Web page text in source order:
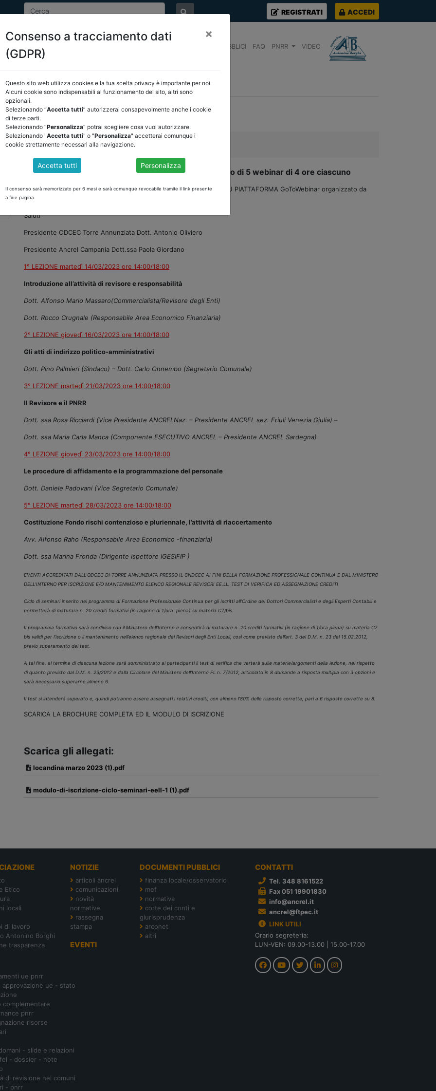
REGISTRATI ACCEDI
DOCUMENTI PUBBLICI FAQ PNRR VIDEO
EVENTI
Data evento:14-03-2023
Luogo:Piattaforma Goto
IL REVISORE DEI CONTI DEGLI ENTI LOCALI - Seminario di 5 webinar di 4 ore ciascuno
Seminario di formazione C7Bis in materia di Enti Locali n. 5 lezioni SU PIATTAFORMA GoToWebinar organizzato da
Ancrel Campania in collaborazione con ODCEC Torre Annunziata
Saluti
Presidente ODCEC Torre Annunziata Dott. Antonio Oliviero
Presidente Ancrel Campania Dott.ssa Paola Giordano
1° LEZIONE martedì 14/03/2023 ore 14:00/18:00
Introduzione all’attività di revisore e responsabilità
Dott. Alfonso Mario Massaro(Commercialista/Revisore degli Enti)
Dott. Rocco Crugnale (Responsabile Area Economico Finanziaria)
2° LEZIONE giovedì 16/03/2023 ore 14:00/18:00
Gli atti di indirizzo politico-amministrativi
Dott. Pino Palmieri (Sindaco) – Dott. Carlo Onnembo (Segretario Comunale)
3° LEZIONE martedì 21/03/2023 ore 14:00/18:00
Il Revisore e il PNRR
Dott. ssa Rosa Ricciardi (Vice Presidente ANCRELNaz. – Presidente ANCREL sez. Friuli Venezia Giulia) –
Dott. ssa Maria Carla Manca (Componente ESECUTIVO ANCREL – Presidente ANCREL Sardegna)
4° LEZIONE giovedì 23/03/2023 ore 14:00/18:00
Le procedure di affidamento e la programmazione del personale
Dott. Daniele Padovani (Vice Segretario Comunale)
5° LEZIONE martedì 28/03/2023 ore 14:00/18:00
Costituzione Fondo rischi contenzioso e pluriennale, l’attività di riaccertamento
Avv. Alfonso Raho (Responsabile Area Economico -finanziaria)
Dott. ssa Marina Fronda (Dirigente Ispettore IGESIFIP )
EVENTI ACCREDITATI DALL’ODCEC DI TORRE ANNUNZIATA PRESSO IL CNDCEC AI FINI DELLA FORMAZIONE PROFESSIONALE CONTINUA E DAL MINISTERO
DELL’INTERNO PER ISCRIZIONE E/O MANTENIMENTO ELENCO REGIONALE REVISORI EE.LL. TEST DI VERIFICA ED ASSEGNAZIONE CREDITI
Ciclo di seminari inserito nel programma di Formazione Professionale Continua per gli Iscritti all’Ordine dei Dottori Commercialisti e degli Esperti Contabili e
permetterà di maturare n. 20 crediti formativi (in ragione di 1/ora piena) su materia C7/bis.
Il programma formativo sarà condiviso con il Ministero dell’Interno e consentirà di maturare n. 20 crediti formativi (in ragione di 1/ora piena) su materia C7
bis validi per l’iscrizione o il mantenimento nell’elenco regionale dei Revisori degli Enti Locali, così come previsto dall’art. 3 del D.M. n. 23 del 15.02.2012,
previo superamento del test.
A tal fine, al termine di ciascuna lezione sarà somministrato ai partecipanti il test di verifica che verterà sulle materie/argomenti della lezione, nel rispetto
di quanto previsto dal D.M. n. 23/2012 e dalla Circolare del Ministero dell’Interno FL n. 7/2012, articolato in 8 domande a risposta multipla con 3 opzioni e
sarà necessario superarne almeno 6.
Il test si intenderà superato e, quindi potranno essere assegnati i relativi crediti, con almeno l’80% delle risposte corrette, pari a 6 risposte corrette su 8.
SCARICA LA BROCHURE COMPLETA ED IL MODULO DI ISCRIZIONE
Scarica gli allegati:
locandina marzo 2023 (1).pdf
modulo-di-iscrizione-ciclo-seminari-eell-1 (1).pdf
Etico
locali
di lavoro
Antonino Borghi
trasparenza
NOTIZIE
articoli ancrel
comunicazioni
novità
normative
rassegna
stampa
EVENTI
DOCUMENTI PUBBLICI
finanza locale/osservatorio
mef
normativa
corte dei conti e
giurisprudenza
arconet
altri
ue pnrr
approvazione ue - stato
complementare
pnrr
risorse
- slide e relazioni
- dossier - note
di revisione nei comuni
- pnrr
CONTATTI
Tel. 348 8161522
Fax 051 19901830
info@ancrel.it
ancrel@ftpec.it
LINK UTILI
Orario segreteria:
LUN-VEN: 09.00-13.00 | 15.00-17.00
Consenso a tracciamento dati
(GDPR)
×
Questo sito web utilizza cookies e la tua scelta privacy è importante per noi.
Alcuni cookie sono indispensabili al funzionamento del sito, altri sono
opzionali.
Selezionando “Accetta tutti” autorizzerai consapevolmente anche i cookie
di terze parti.
Selezionando “Personalizza” potrai scegliere cosa vuoi autorizzare.
Selezionando "Accetta tutti" o "Personalizza" accetterai comunque i
cookie strettamente necessari alla navigazione.
Accetta tutti Personalizza
Il consenso sarà memorizzato per 6 mesi e sarà comunque revocabile tramite il link presente
a fine pagina.